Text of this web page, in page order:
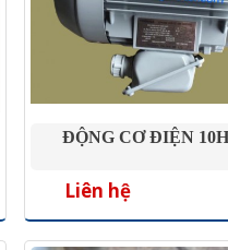
ĐỘNG CƠ ĐIỆN
Liên hệ